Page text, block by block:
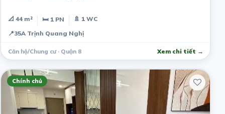
📐 44 m² 🛏 1 PN
🚿 1 WC
📍35A Trịnh Quang Nghị
Căn hộ/Chung cư · Quận 8 Xem chi tiết →
Chính chủ